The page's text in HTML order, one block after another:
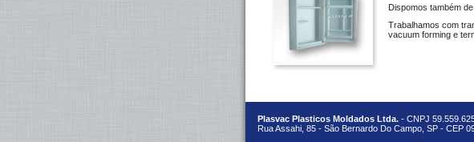
Dispomos também de
Trabalhamos com
vacuum forming e
Plasvac Plasticos Moldados Ltda.- CNPJ
Rua Assahi, 85 - São Bernardo Do Campo, SP - CEP